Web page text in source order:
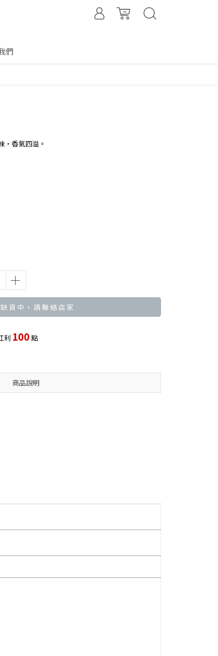
們
香氣四溢。
貨 中 ， 請 聯 絡 店 家
利 100 點
商品說明